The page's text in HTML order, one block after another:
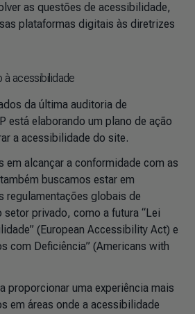
as questões de acessibilidade,
plataformas digitais às diretrizes
acessibilidade
da última auditoria de
está elaborando um plano de ação
a acessibilidade do site.
em alcançar a conformidade com as
buscamos estar em
regulamentações globais de
privado, como a futura “Lei
(European Accessibility Act) e
com Deficiência” (Americans with
proporcionar uma experiência mais
em áreas onde a acessibilidade